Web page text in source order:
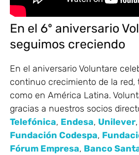
En el 6º aniversario
seguimos creciendo
En el aniversario Voluntare
continuo crecimiento de la red,
como en América Latina.
gracias a nuestros socios
Telefónica, Endesa, Unilever,
Fundación Codespa,
Fórum Empresa, Banco